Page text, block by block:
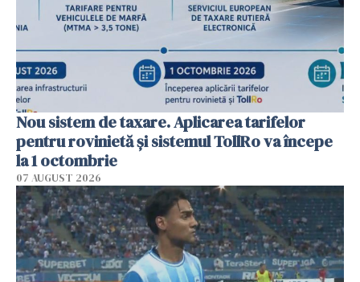
Nou sistem de taxare. Aplicarea tarifelor
pentru rovinietă şi sistemul TollRo va începe
la 1 octombrie
07 AUGUST 2026